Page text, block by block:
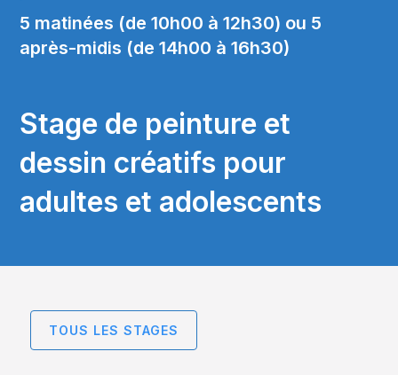
5 matinées (de 10h00 à 12h30) ou 5
après-midis (de 14h00 à 16h30)
Stage de peinture et
dessin créatifs pour
adultes et adolescents
TOUS LES STAGES